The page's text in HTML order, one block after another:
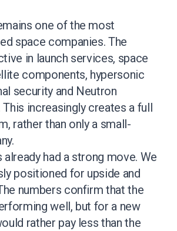
one of the most
space companies. The
in launch services, space
components, hypersonic
security and Neutron
increasingly creates a full
rather than only a small-
had a strong move. We
positioned for upside and
numbers confirm that the
well, but for a new
rather pay less than the